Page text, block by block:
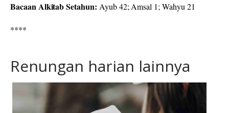
Bacaan Alkitab Setahun: Ayub 42; Amsal 1; Wahyu 21
****
Renungan harian lainnya